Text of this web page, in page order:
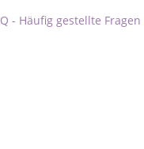
- Häufig gestellte Fragen